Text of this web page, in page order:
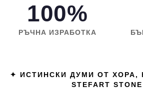
100%
РЪЧНА ИЗРАБОТКА
✦ ИСТИНСКИ ДУМИ ОТ ХОРА,
STEFART